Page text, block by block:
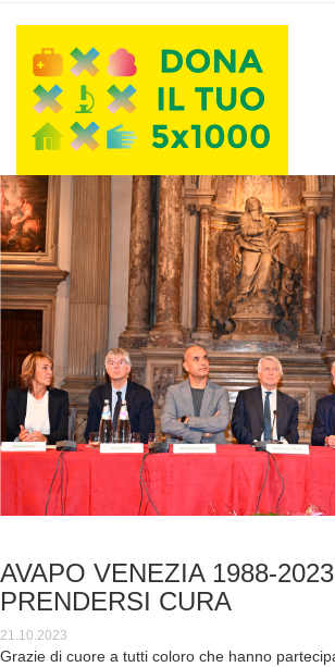
AVAPO VENEZIA 1988-2023
PRENDERSI CURA
21.10.2023
Grazie di cuore a tutti coloro che hanno